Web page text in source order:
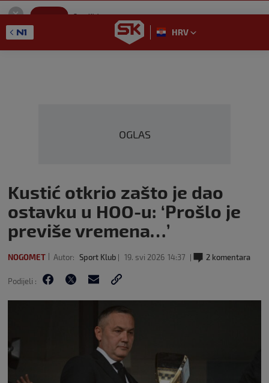
SportKlub
GET - On the Google Play
HRV
OGLAS
Kustić otkrio zašto je dao
ostavku u HOO-u: ‘Prošlo je
previše vremena…’
NOGOMET Autor: Sport Klub 19. svi 2026 14:37 2 komentara
Podijeli :